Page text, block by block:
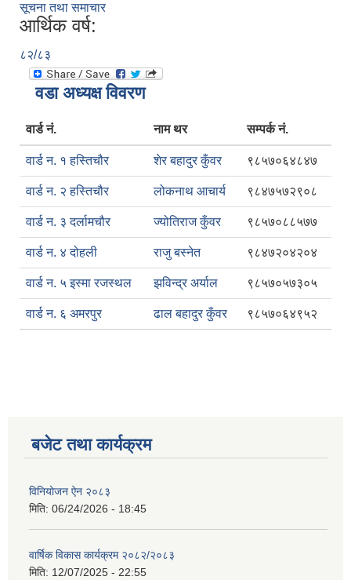
सूचना तथा समाचार
आर्थिक वर्ष:
८२/८३
वडा अध्यक्ष विवरण
वार्ड नं. नाम थर सम्पर्क नं.
वार्ड न. १ हस्तिचौर शेर बहादुर कुँवर ९८५७०६४८४७
वार्ड न. २ हस्तिचौर लोकनाथ आचार्य ९८४७५७२९०८
वार्ड न. ३ दर्लामचौर ज्योतिराज कुँवर ९८५७०८८५७७
वार्ड न. ४ दोहली राजु बस्नेत ९८४७२०४२०४
वार्ड न. ५ इस्मा रजस्थल झविन्द्र अर्याल ९८५७०५७३०५
वार्ड न. ६ अमरपुर ढाल बहादुर कुँवर ९८५७०६४९५२
बजेट तथा कार्यक्रम
विनियोजन ऐन २०८३
मिति: 06/24/2026 - 18:45
वार्षिक विकास कार्यक्रम २०८२/२०८३
मिति: 12/07/2025 - 22:55